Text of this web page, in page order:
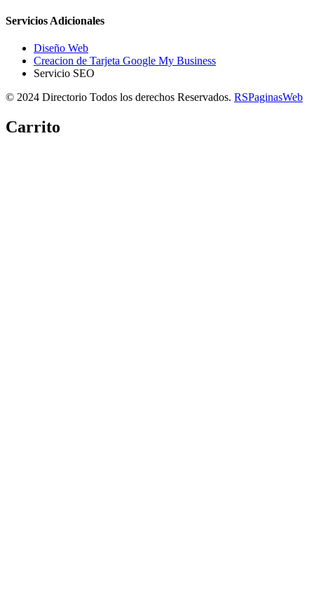
Servicios Adicionales
Diseño Web
Creacion de Tarjeta Google My Business
Servicio SEO
© 2024 Directorio Todos los derechos Reservados. RSPaginasWeb
Carrito